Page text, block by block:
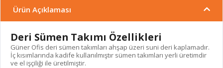
Ürün Açıklaması
Deri Sümen Takımı Özellikleri
Güner Ofis deri sümen takımları ahşap üzeri suni deri kaplamadır.
İç kısımlarında kadife kullanılmıştır sümen takımları yerli üretimdir
ve el işçiliği ile üretilmiştir.